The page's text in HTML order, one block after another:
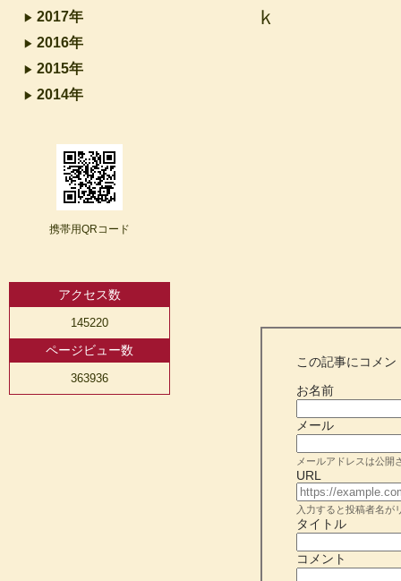
ｋ
この記事にコメン
お名前
メール
メールアドレスは公開
URL
入力すると投稿者名が
タイトル
コメント
2017年
2016年
2015年
2014年
携帯用QRコード
アクセス数
145220
ページビュー数
363936